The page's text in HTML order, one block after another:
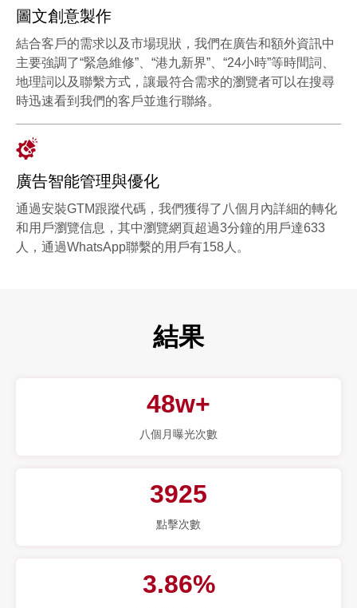
圖文創意製作
結合客戶的需求以及市場現狀，我們在廣告和額外資訊中
主要強調了“緊急維修”、“港九新界”、“24小時”等時間詞、
地理詞以及聯繫方式，讓最符合需求的瀏覽者可以在搜尋
時迅速看到我們的客戶並進行聯絡。
廣告智能管理與優化
通過安裝GTM跟蹤代碼，我們獲得了八個月內詳細的轉化
和用戶瀏覽信息，其中瀏覽網頁超過3分鐘的用戶達633
人，通過WhatsApp聯繫的用戶有158人。
結果
48w+
八個月曝光次數
3925
點擊次數
3.86%